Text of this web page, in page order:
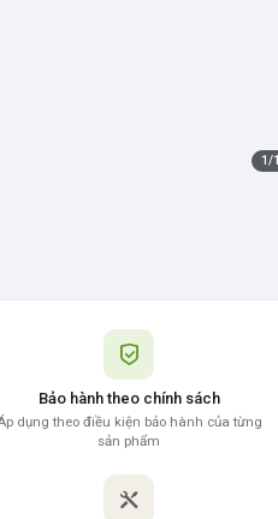
1/1
Bảo hành theo chính sách
dụng theo điều kiện bảo hành của từng
sản phẩm